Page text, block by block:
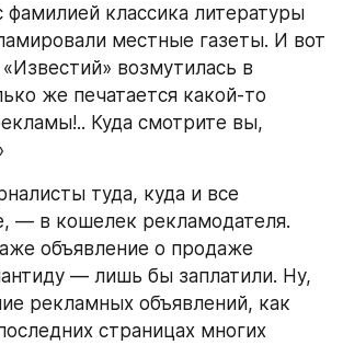
фамилией классика литературы
местные газеты. И вот
возмутилась в
же печатается какой-то
Куда смотрите вы,
туда, куда и все
— в кошелек рекламодателя.
объявление о продаже
— лишь бы заплатили. Ну,
рекламных объявлений, как
страницах многих